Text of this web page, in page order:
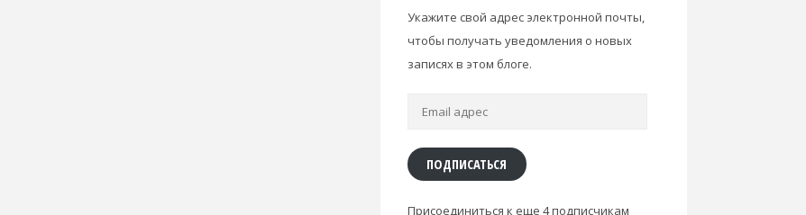
Укажите свой адрес электронной почты,
чтобы получать уведомления о новых
записях в этом блоге.
ПОДПИСАТЬСЯ
Присоединиться к еще 4 подписчикам